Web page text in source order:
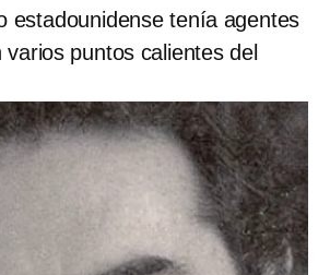
estadounidense tenía agentes
puntos calientes del